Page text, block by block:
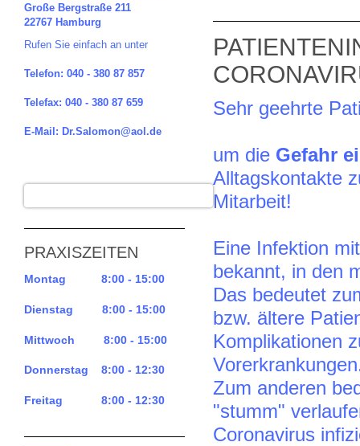
Große Bergstraße 211
22767 Hamburg
Rufen Sie einfach an unter
Telefon: 040 - 380 87 857
Telefax: 040 - 380 87 659
E-Mail: Dr.Salomon@aol.de
PRAXISZEITEN
Montag 8:00 - 15:00
Dienstag 8:00 - 15:00
Mittwoch 8:00 - 15:00
Donnerstag 8:00 - 12:30
Freitag 8:00 - 12:30
Sehr geehrte
um die Gefahr
Alltagskontakte
Mitarbeit!
Eine Infektion
bekannt, in den
Das bedeutet
bzw. ältere
Komplikationen
Zum anderen
"stumm"
Coronavirus